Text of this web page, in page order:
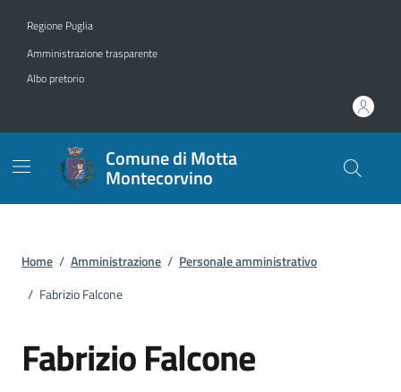
Regione Puglia
Amministrazione trasparente
Albo pretorio
Comune di Motta
Montecorvino
Home / Amministrazione / Personale amministrativo
/ Fabrizio Falcone
Fabrizio Falcone